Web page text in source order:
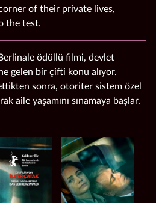
of their private lives,
the test.
ödüllü filmi, devlet
gelen bir çifti konu alıyor.
sonra, otoriter sistem özel
aile yaşamını sınamaya başlar.